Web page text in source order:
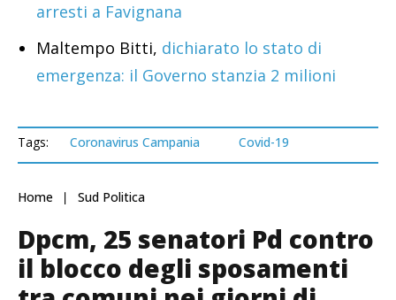
arresti a Favignana
Maltempo Bitti, dichiarato lo stato di
emergenza: il Governo stanzia 2 milioni
Tags: Coronavirus Campania Covid-19
Home Sud Politica
Dpcm, 25 senatori Pd contro
il blocco degli sposamenti